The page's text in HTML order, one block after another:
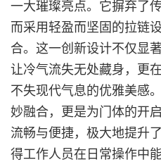
一大璀璨亮点。它摒弃了
而采用轻盈而坚固的拉链
合。这一创新设计不仅显
让冷气流失无处藏身，更
不失现代气息的优雅美感
妙融合，更是为门体的开
流畅与便捷，极大地提升
得工作人员在日常操作中